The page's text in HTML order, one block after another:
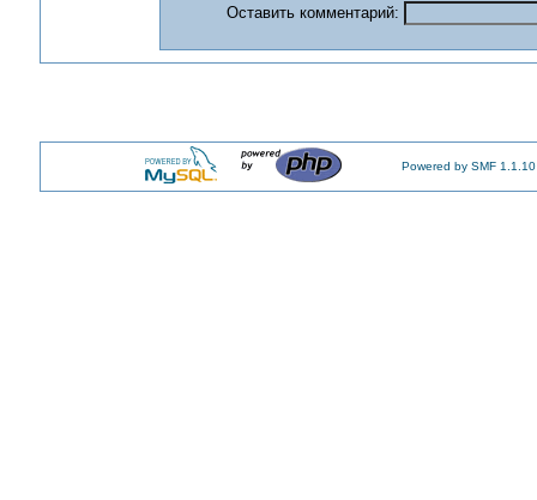
Оставить комментарий:
Powered by SMF 1.1.10